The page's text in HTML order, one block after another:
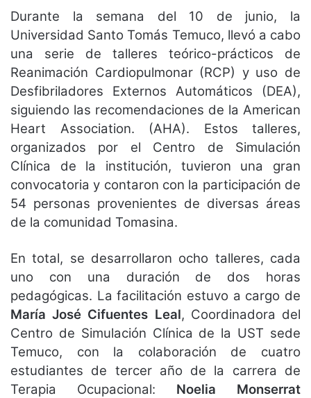
Durante la semana del 10 de junio, la
Universidad Santo Tomás Temuco, llevó a cabo
una serie de talleres teórico-prácticos de
Reanimación Cardiopulmonar (RCP) y uso de
Desfibriladores Externos Automáticos (DEA),
siguiendo las recomendaciones de la American
Heart Association. (AHA). Estos talleres,
organizados por el Centro de Simulación
Clínica de la institución, tuvieron una gran
convocatoria y contaron con la participación de
54 personas provenientes de diversas áreas
de la comunidad Tomasina.
En total, se desarrollaron ocho talleres, cada
uno con una duración de dos horas
pedagógicas. La facilitación estuvo a cargo de
María José Cifuentes Leal, Coordinadora del
Centro de Simulación Clínica de la UST sede
Temuco, con la colaboración de cuatro
estudiantes de tercer año de la carrera de
Terapia Ocupacional: Noelia Monserrat